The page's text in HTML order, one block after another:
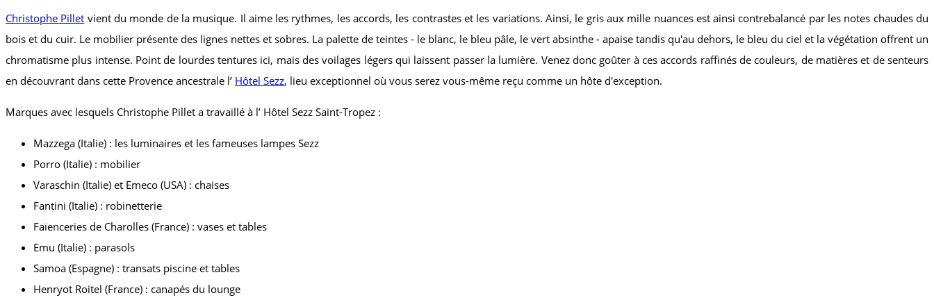
Christophe Pillet vient du monde de la musique. Il aime les rythmes, les accords, les contrastes et les variations. Ainsi, le gris aux mille nuances est ainsi contrebalancé par les notes chaudes du
bois et du cuir. Le mobilier présente des lignes nettes et sobres. La palette de teintes - le blanc, le bleu pâle, le vert absinthe - apaise tandis qu'au dehors, le bleu du ciel et la végétation offrent un
chromatisme plus intense. Point de lourdes tentures ici, mais des voilages légers qui laissent passer la lumière. Venez donc goûter à ces accords raffinés de couleurs, de matières et de senteurs
en découvrant dans cette Provence ancestrale l’ Hôtel Sezz, lieu exceptionnel où vous serez vous-même reçu comme un hôte d'exception.
Marques avec lesquels Christophe Pillet a travaillé à l’ Hôtel Sezz Saint-Tropez :
Mazzega (Italie) : les luminaires et les fameuses lampes Sezz
Porro (Italie) : mobilier
Varaschin (Italie) et Emeco (USA) : chaises
Fantini (Italie) : robinetterie
Faïenceries de Charolles (France) : vases et tables
Emu (Italie) : parasols
Samoa (Espagne) : transats piscine et tables
Henryot Roitel (France) : canapés du lounge